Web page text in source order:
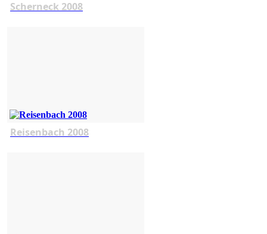
Scherneck 2008
Reisenbach 2008